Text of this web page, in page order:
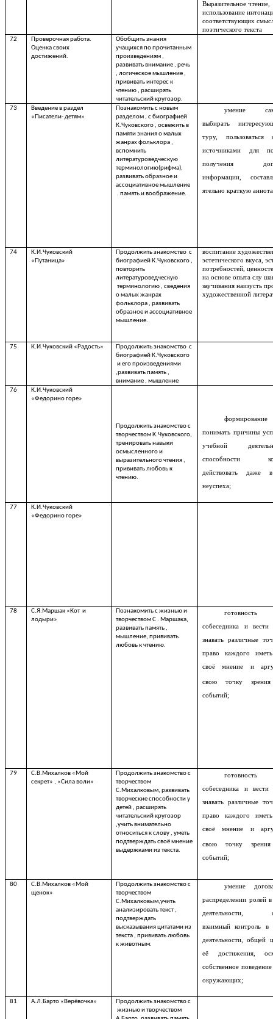
Выразительное чтение,
использование
соответствующих
поэтического текста
72
Проверочная работа.
Оценка своих
достижений.
Обобщить знания
учащихся по прочитанным
произведениям ,
развивать внимание , речь
, логическое мышление ,
прививать интерес к
чтению , расширять
читательский кругозор.
73
Введение в раздел
«Писатели- детям»
Познакомить с новым
разделом , с биографией
К.Чуковского , освежить в
памяти знания о малых
жанрах фольклора ,
вспомнить
литературоведческую
терминологию(рифма),
развивать образное и
ассоциативное мышление
. память и воображение.
умение
выбирать
туру, пользоваться
источниками для
получения
информации,
ятельно краткую
74
К.И.Чуковский
«Путаница»
Продолжить знакомство с
биографией К.Чуковского ,
повторить
литературоведческую
терминологию , сведения
о малых жанрах
фольклора , развивать
образное и ассоциативное
мышление.
воспитание
эстетического вкуса,
потребностей,
на основе опыта слу
заучивания наизусть
художественной
75 К.И.Чуковский «Радость»
Продолжить знакомство с
биографией К.Чуковского
и его произведениями
,развивать память ,
внимание , мышление
76
К.И.Чуковский
«Федорино горе»
Продолжить знакомство с
творчеством К.Чуковского,
тренировать навыки
осмысленного и
выразительного чтения ,
прививать любовь к
чтению.
понимать причины
учебной
способности
действовать даже
неуспеха;
77
К.И.Чуковский
«Федорино горе»
78
С.Я.Маршак «Кот и
лодыри»
Познакомить с жизнью и
творчеством С . Маршака,
развивать память ,
мышление, прививать
любовь к чтению.
собеседника и вести
знавать различные
право каждого
своё мнение и
свою точку
событий;
79
С.В.Михалков «Мой
секрет» , «Сила воли»
Продолжить знакомство с
творчеством
С.Михалковым, развивать
творческие способности у
детей , расширять
читательский кругозор
,учить внимательно
относиться к слову , уметь
подтверждать своё мнение
выдержками из текста.
собеседника и вести
знавать различные
право каждого
своё мнение и
свою точку
событий;
80
С.В.Михалков «Мой
щенок»
Продолжить знакомство с
творчеством
С.Михалковым,учить
анализировать текст ,
подтверждать
высказывания цитатами из
текста , прививать любовь
к животным.
умение
распределении ролей
деятельности,
взаимный контроль в
деятельности, общей
её достижения,
собственное
окружающих;
81 А.Л.Барто «Верёвочка»
Продолжить знакомство с
жизнью и творчеством